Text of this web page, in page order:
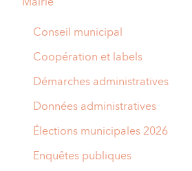
Conseil municipal
Coopération et labels
Démarches administratives
Données administratives
Élections municipales 2026
Enquêtes publiques